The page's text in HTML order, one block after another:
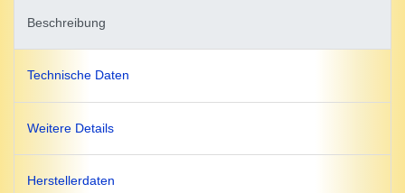
Beschreibung
Technische Daten
Weitere Details
Herstellerdaten